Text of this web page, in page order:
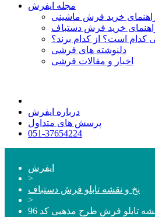
مجله ایفرش
خرید فرش ماشینی
خرید فرش دستباف
کدام است؟ از کدام برند؟
دلنوشته های فرشی
اخبار و مقالات فرشی
درباره ایفرش
پرسش های متداول
051-37654224
ایفرش
>
نخ و نقشه تابلو فرش دستباف
>
تابلو فرش طرح مذهبی کد 96